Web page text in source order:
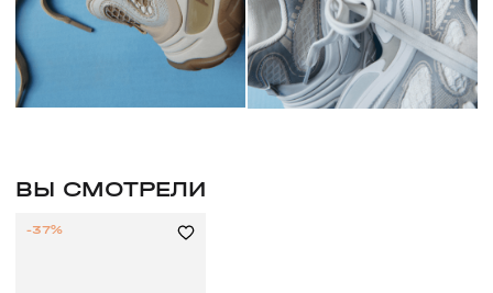
ВЫ СМОТРЕЛИ
-37%